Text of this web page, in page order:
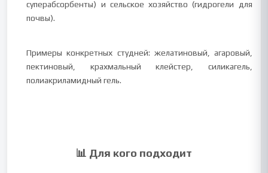
суперабсорбенты) и сельское хозяйство (гидрогели для
почвы).
Примеры конкретных студней: желатиновый, агаровый,
пектиновый, крахмальный клейстер, силикагель,
полиакриламидный гель.
📊 Для кого подходит